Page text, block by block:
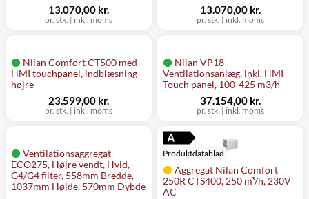
pr. stk. | inkl. moms
13.070,00 kr.
pr. stk. | inkl. moms
13.070,00 kr.
Nilan Comfort CT500 med
HMI touchpanel, indblæsning
højre
pr. stk. | inkl. moms
23.599,00 kr.
Nilan VP18
Ventilationsanlæg, inkl. HMI
Touch panel, 100-425 m3/h
pr. stk. | inkl. moms
37.154,00 kr.
Ventilationsaggregat
ECO275, Højre vendt, Hvid,
G4/G4 filter, 558mm Bredde,
1037mm Højde, 570mm Dybde
Aggregat Nilan Comfort
250R CTS400, 250 m³/h, 230V
AC
Produktdatablad